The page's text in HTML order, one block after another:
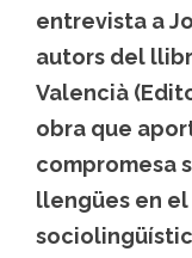
entrevista a
autors del
Valencià
obra que
compromesa
llengües en